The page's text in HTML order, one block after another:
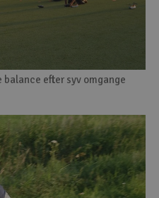
balance efter syv omgange